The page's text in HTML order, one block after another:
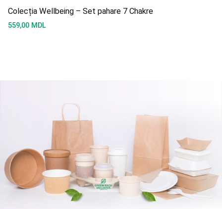
Colecția Wellbeing – Set pahare 7 Chakre
559,00 MDL